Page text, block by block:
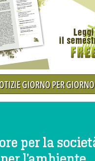
GIORNO PER GIORNO